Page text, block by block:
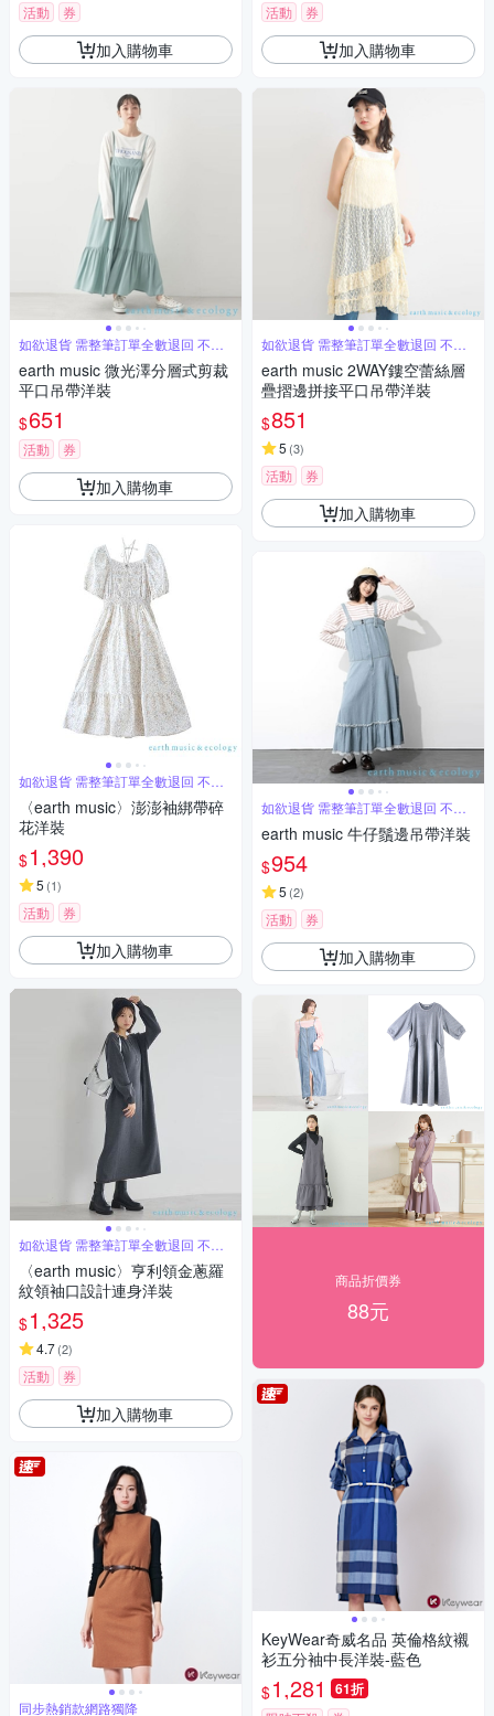
活動 券
加入購物車
如欲退貨 需整筆訂單全數退回 不能
單退
earth music 微光澤分層式剪裁
平口吊帶洋裝
$651
活動 券
加入購物車
如欲退貨 需整筆訂單全數退回 不能
單退
〈earth music〉澎澎袖綁帶碎
花洋裝
$1,390
5 (1)
活動 券
加入購物車
如欲退貨 需整筆訂單全數退回 不能
單退
〈earth music〉亨利領金蔥羅
紋領袖口設計連身洋裝
$1,325
4.7(2)
活動 券
加入購物車
同步熱銷款網路獨降
活動 券
加入購物車
如欲退貨 需整筆訂單全數退回 不能
單退
earth music 2WAY鏤空蕾絲層
疊摺邊拼接平口吊帶洋裝
$851
5 (3)
活動 券
加入購物車
如欲退貨 需整筆訂單全數退回 不能
單退
earth music 牛仔鬚邊吊帶洋裝
$954
5 (2)
活動 券
加入購物車
商品折價券
88元
KeyWear奇威名品 英倫格紋襯
衫五分袖中長洋裝-藍色
$1,281 61折